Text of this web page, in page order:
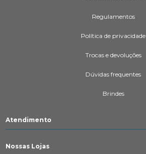
Regulamentos
Política de privacidade
Trocas e devoluções
Dúvidas frequentes
Brindes
Atendimento
Nossas Lojas